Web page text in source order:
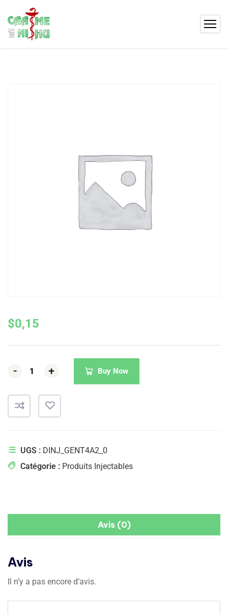
$0,15
- +
- +
- + Buy Now
UGS : DINJ_GENT4A2_0
Catégorie : Produits Injectables
Avis (0)
Avis
Il n’y a pas encore d’avis.